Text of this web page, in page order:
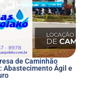
de Caminhão
Abastecimento Ágil e